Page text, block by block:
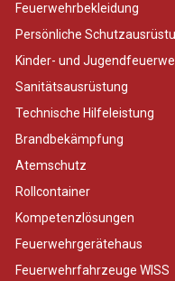
Feuerwehrbekleidung
Persönliche
Kinder- und
Sanitätsausrüstung
Technische Hilfeleistung
Brandbekämpfung
Atemschutz
Rollcontainer
Kompetenzlösungen
Feuerwehrgerätehaus
Feuerwehrfahrzeuge WISS